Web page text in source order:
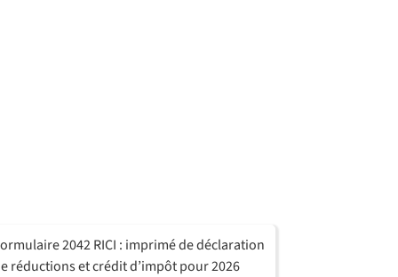
2042 RICI : imprimé de déclaration
réductions et crédit d’impôt pour 2026